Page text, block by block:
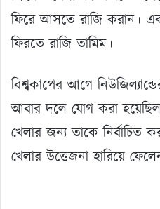
ফিরে আসতে রাজি করান।
ফিরতে রাজি তামিম।
বিশ্বকাপের আগে
আবার দলে যোগ করা হয়েছিল,
খেলার জন্য তাকে নির্বাচিত
খেলার উত্তেজনা হারিয়ে